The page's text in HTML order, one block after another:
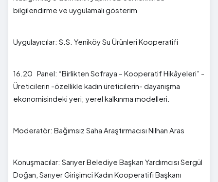
bilgilendirme ve uygulamalı gösterim
Uygulayıcılar: S.S. Yeniköy Su Ürünleri Kooperatifi
16.20 Panel: “Birlikten Sofraya – Kooperatif Hikâyeleri” -
Üreticilerin -özellikle kadın üreticilerin- dayanışma
ekonomisindeki yeri; yerel kalkınma modelleri.
Moderatör: Bağımsız Saha Araştırmacısı Nilhan Aras
Konuşmacılar: Sarıyer Belediye Başkan Yardımcısı Sergül
Doğan, Sarıyer Girişimci Kadın Kooperatifi Başkanı